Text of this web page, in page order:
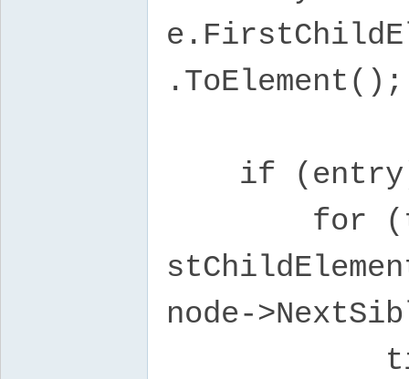
.ToElement();
if
for
node-